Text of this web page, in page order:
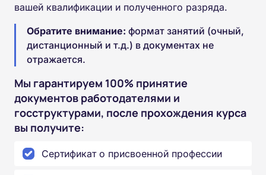
вашей квалификации и полученного разряда.
Обратите внимание: формат занятий (очный,
дистанционный и т.д.) в документах не
отражается.
Мы гарантируем 100% принятие
документов работодателями и
госструктурами, после прохождения курса
вы получите:
Сертификат о присвоенной профессии